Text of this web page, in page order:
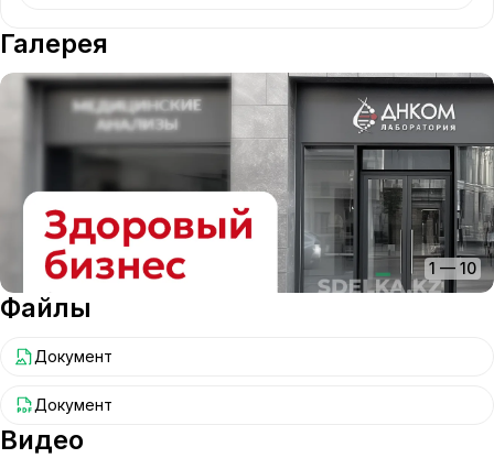
Галерея
1 — 10
Файлы
Документ
Документ
Видео